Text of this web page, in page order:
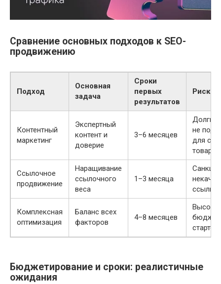
Сравнение основных подходов к SEO-
продвижению
Подход
Основная
задача
Сроки
первых
результатов
Риски
Контентный
маркетинг
Экспертный
контент и
доверие
3–6 месяцев
Долгий
не
для
товаров
Ссылочное
продвижение
Наращивание
ссылочного
веса
1–3 месяца
ссылках
Комплексная
оптимизация
Баланс всех
факторов
4–8 месяцев
бюджет
старте
Бюджетирование и сроки: реалистичные
ожидания